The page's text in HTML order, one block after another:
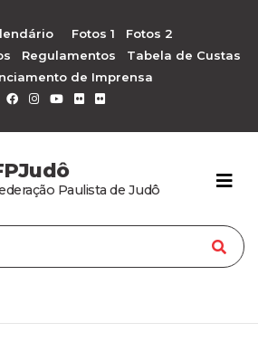
Fotos 1
Fotos 2
Regulamentos
Tabela de Custas
de Imprensa
Paulista de Judô